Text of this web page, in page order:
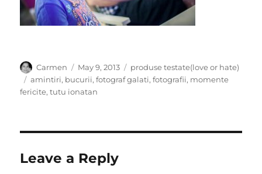
Author
Carmen
Posted
on
May 9, 2013 Categories
produse testate(love or hate)
Tags
amintiri, bucurii,fotograf galati,fotografii, momente
fericite,tutu ionatan
Leave a Reply